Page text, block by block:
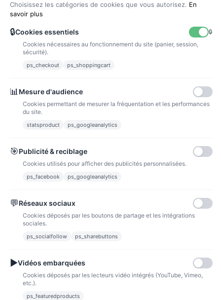
La poste
Paiements sécurisés via paypal et paypal 4 fois sans frais
Fidélité
Choisissez les catégories de cookies que vous autorisez. En
savoir plus
🔒Cookies essentiels
🔒
Cookies nécessaires au fonctionnement du site (panier, session,
sécurité).
ps_checkout ps_shoppingcart
📊 Mesure d'audience
Cookies permettant de mesurer la fréquentation et les performances
du site.
statsproduct ps_googleanalytics
🎯Publicité & reciblage
Cookies utilisés pour afficher des publicités personnalisées.
ps_facebook ps_googleanalytics
💬Réseaux sociaux
Cookies déposés par les boutons de partage et les intégrations
sociales.
ps_socialfollow ps_sharebuttons
▶Vidéos embarquées
Cookies déposés par les lecteurs vidéo intégrés (YouTube, Vimeo,
etc.).
ps_featuredproducts